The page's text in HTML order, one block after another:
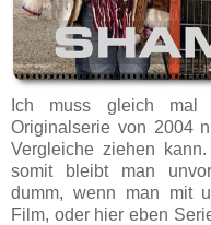
Ich muss gleich mal
Originalserie von 2004
Vergleiche ziehen
somit bleibt man
dumm, wenn man mit
Film, oder hier eben